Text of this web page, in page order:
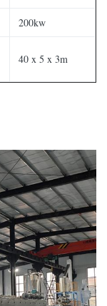
200kw
40 x 5 x 3m